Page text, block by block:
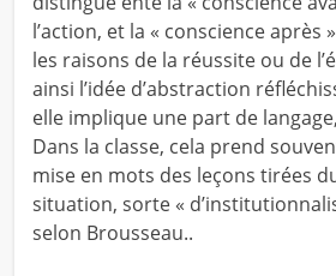
l’action, et la « conscience
les raisons de la réussite ou de
ainsi l’idée d’abstraction
elle implique une part de
Dans la classe, cela prend
mise en mots des leçons tirées
situation, sorte «
selon Brousseau..